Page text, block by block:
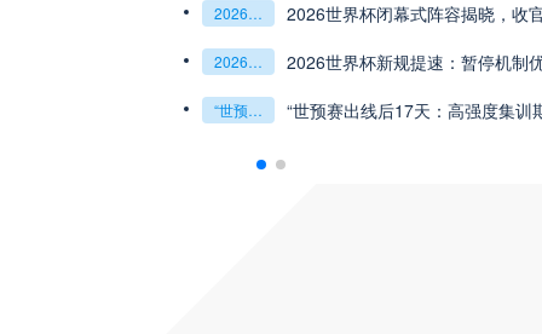
坤：2026世界杯决赛用球设计解读
解决方案：球迷行李“门到门”极速转运，单场票专属动
“北美冷链暗战：2026世界杯跨境餐食的防疫困局”
“北美冷链暗战：
三的晋级密码藏在哪一环？**
**世界杯菜鸟破咒记：美加墨的零胜突围战**
**世界杯菜鸟破
“2026世界杯抽签：死亡之组已成伪命题？” “2026世界杯抽
2026世界杯闭幕式阵容揭晓 收官盛典看点全解析
2026世界杯闭幕式阵容揭晓，收
2026世界杯新规提速：暂停机制优化助推比赛流畅度飞跃 2026世界杯新规提速：暂停机制
“世预赛出线后17天：高强度集训期的体能重建与战术转化” “世预赛出线后17天：高强度集训